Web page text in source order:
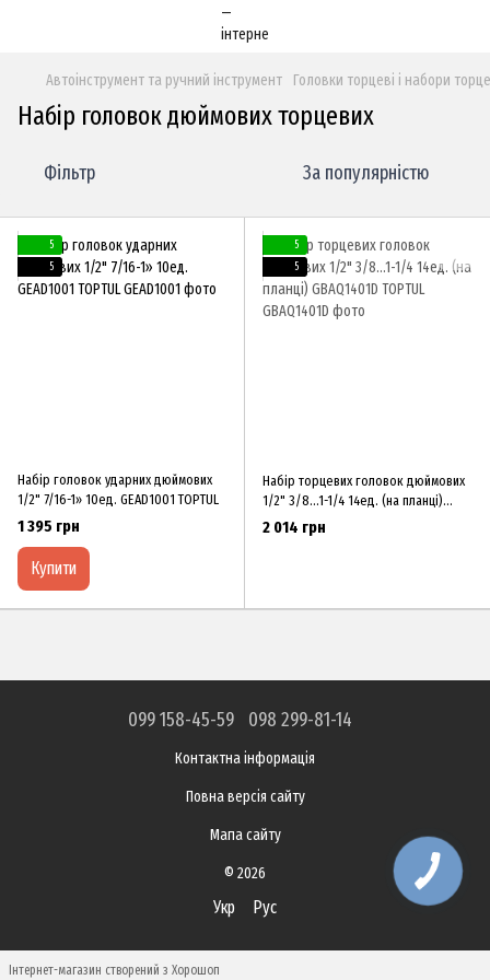
Автоінструмент та ручний інструмент Головки торцеві і набори
Набір головок дюймових торцевих
Фільтр За популярністю
5
5
Набір головок ударних дюймових
1/2" 7/16-1» 10ед. GEAD1001 TOPTUL
1 395 грн
Купити
5
5
Набір торцевих головок дюймових
1/2" 3/8...1-1/4 14ед. (на планці)
GBAQ1401D TOPTUL
2 014 грн
099 158-45-59 098 299-81-14
Контактна інформація
Повна версія сайту
Мапа сайту
© 2026
Укр Рус
Інтернет-магазин створений з Хорошоп